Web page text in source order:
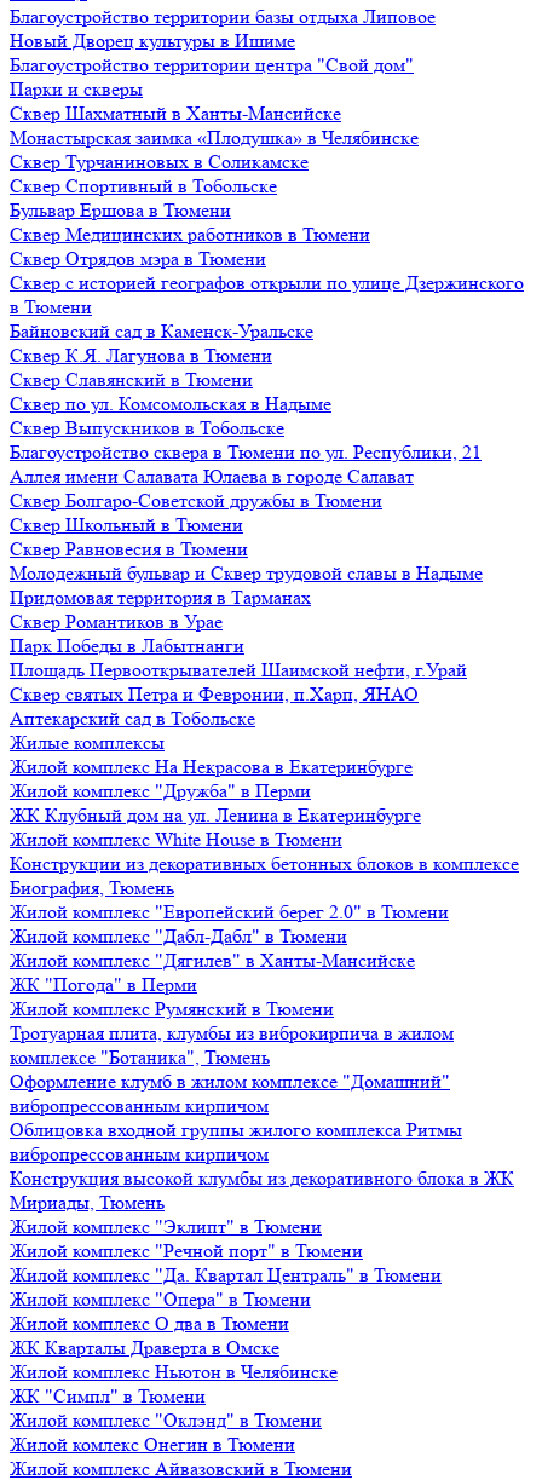
Благоустройство территории базы отдыха Липовое
Нoвый Двoрeц культуры в Ишимe
Благоустройство территории центра "Свой дом"
Парки и скверы
Сквер Шахматный в Ханты-Мансийске
Монастырская заимка «Плодушка» в Челябинске
Сквер Турчаниновых в Соликамске
Сквер Спортивный в Тобольске
Бульвар Ершова в Тюмени
Сквер Медицинских работников в Тюмени
Сквер Отрядов мэра в Тюмени
Сквер с историей географов открыли по улице Дзержинского
в Тюмени
Байновский сад в Каменск-Уральске
Сквер К.Я. Лагунова в Тюмени
Сквер Славянский в Тюмени
Сквер по ул. Комсомольская в Надыме
Сквер Выпускников в Тобольске
Благоустройство сквера в Тюмени по ул. Республики, 21
Аллея имени Салавата Юлаева в городе Салават
Сквер Болгаро-Советской дружбы в Тюмени
Сквер Школьный в Тюмени
Сквер Равновесия в Тюмени
Молодежный бульвар и Сквер трудовой славы в Надыме
Придомовая территория в Тарманах
Сквер Романтиков в Урае
Парк Победы в Лабытнанги
Площадь Первооткрывателей Шаимской нефти, г.Урай
Сквер святых Петра и Февронии, п.Харп, ЯНАО
Аптекарский сад в Тобольске
Жилые комплексы
Жилой комплекс На Некрасова в Екатеринбурге
Жилой комплекс "Дружба" в Перми
ЖК Клубный дом на ул. Ленина в Екатеринбурге
Жилой комплекс White House в Тюмени
Конструкции из декоративных бетонных блоков в комплексе
Биография, Тюмень
Жилой комплекс "Европейский берег 2.0" в Тюмени
Жилой комплекс "Дабл-Дабл" в Тюмени
Жилой комплекс "Дягилев" в Ханты-Мансийске
ЖК "Погода" в Перми
Жилой комплекс Румянский в Тюмени
Тротуарная плита, клумбы из виброкирпича в жилом
комплексе "Ботаника", Тюмень
Оформление клумб в жилом комплексе "Домашний"
вибропрессованным кирпичом
Облицовка входной группы жилого комплекса Ритмы
вибропрессованным кирпичом
Конструкция высокой клумбы из декоративного блока в ЖК
Мириады, Тюмень
Жилой комплекс "Эклипт" в Тюмени
Жилой комплекс "Речной порт" в Тюмени
Жилой комплекс "Да. Квартал Централь" в Тюмени
Жилой комплекс "Опера" в Тюмени
Жилой комплекс О два в Тюмени
ЖК Кварталы Драверта в Омске
Жилой комплекс Ньютон в Челябинске
ЖК "Симпл" в Тюмени
Жилой комплекс "Оклэнд" в Тюмени
Жилой комлекс Онегин в Тюмени
Жилой комплекс Айвазовский в Тюмени